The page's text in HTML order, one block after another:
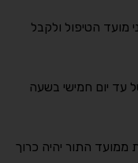
עד 24 שעות לפני מועד הטיפול ולקבל
עד יום חמישי בשעה
בטווח של פחות מ 24 שעות ממועד התור יהיה כרוך